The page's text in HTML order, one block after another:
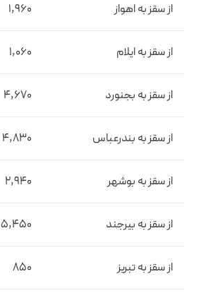
از سقز به اهواز 1,960
از سقز به ایلام 1,060
از سقز به بجنورد 4,670
از سقز به بندرعباس 4,830
از سقز به بوشهر 2,940
از سقز به بیرجند 5,450
از سقز به تبریز 850